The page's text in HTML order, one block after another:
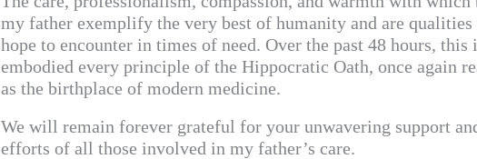
my father exemplify the very best of humanity and are qualities
hope to encounter in times of need. Over the past 48 hours, this
embodied every principle of the Hippocratic Oath, once again
as the birthplace of modern medicine.
We will remain forever grateful for your unwavering support
efforts of all those involved in my father’s care.